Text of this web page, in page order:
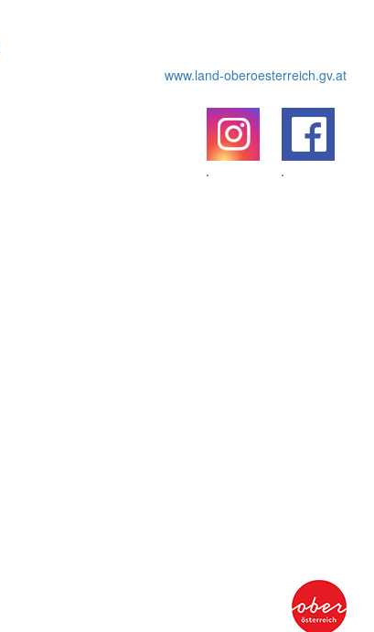
www.land-oberoesterreich.gv.at
.
.